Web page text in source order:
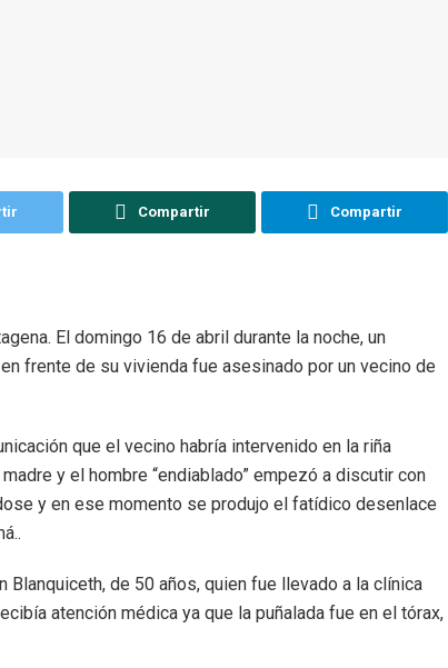
Compartir Compartir
El domingo 16 de abril durante la noche, un
frente de su vivienda fue asesinado por un vecino de
que el vecino habría intervenido en la riña
y el hombre “endiablado” empezó a discutir con
y en ese momento se produjo el fatídico desenlace
Blanquiceth, de 50 años, quien fue llevado a la clínica
atención médica ya que la puñalada fue en el tórax,